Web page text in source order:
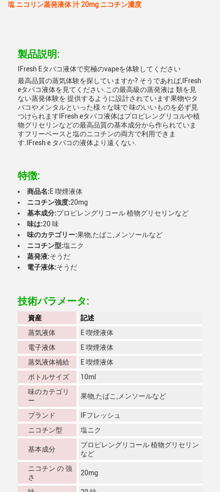
塩 ニコリン蒸発液体 汁 20mg ニコチン濃度
製品説明:
IFresh Eタバコ液体で究極のvapeを体験してください
最高品質の蒸気体験を探していますか? そうであれば,IFresh
eタバコ液体を見てください.この最高級の蒸発液は 類を見
ない蒸発体験を 提供するように設計されています果物やタ
バコやメンタルといった様々な味で 味のいいものを必ず見
つけられますIFresh eタバコ液体はプロピレングリコルや植
物グリセリンなどの最高品質の基本成分から作られていま
すフリーベースと塩のニコチンの両方で利用できま
す.IFresh e タバコの液体より遠くない.
特徴:
商品名:E 喫煙液体
ニコチン強度:20mg
基本成分:プロピレングリコール 植物グリセリンなど
味は:20 味
味のカテゴリー:果物,たばこ,メンソールなど
ニコチン型:塩ニク
蒸発液:そうだ
電子液体:そうだ
技術パラメータ:
資産
記述
蒸気液体
E 喫煙液体
電子液体
E 喫煙液体
蒸気液体補給
E 喫煙液体
ボトルサイズ
10ml
味のカテゴリ
ー
果物,たばこ,メンソールなど
ブランド
IFフレッシュ
ニコチン型
塩ニク
基本成分
プロピレングリコール 植物グリセリン
など
ニコチン の 強
さ
20mg